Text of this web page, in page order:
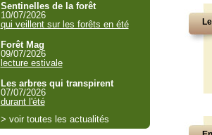
Sentinelles de la forêt
10/07/2026
qui veillent sur les forêts en été
Forêt Mag
09/07/2026
lecture estivale
Les arbres qui transpirent
07/07/2026
durant l'été
> voir toutes les actualités